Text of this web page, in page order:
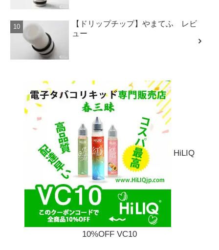
【ドリップチップ】やまてふ レビ
ュー
HiLIQ
10%OFF VC10